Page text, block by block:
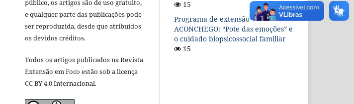
público, os artigos são de uso gratuito,
e qualquer parte das publicações pode
ser reproduzida, desde que atribuídos
os devidos créditos.
Todos os artigos publicados na Revista
Extensão em Foco estão sob a licença
CC BY 4.0 Internacional.
15
Programa de extensão
ACONCHEGO: “Pote das emoções” e
o cuidado biopsicossocial familiar
15